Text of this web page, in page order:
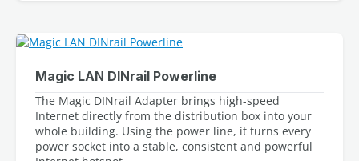
Magic LAN DINrail Powerline
The Magic DINrail Adapter brings high-speed
Internet directly from the distribution box into your
whole building. Using the power line, it turns every
power socket into a stable, consistent and powerful